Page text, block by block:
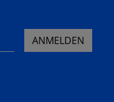
ANMELDEN